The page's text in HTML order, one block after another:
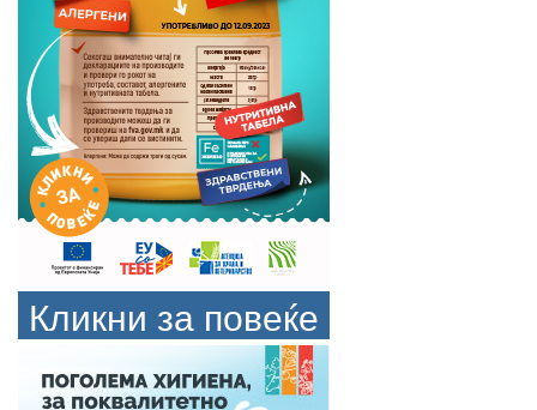
Кликни за повеќе